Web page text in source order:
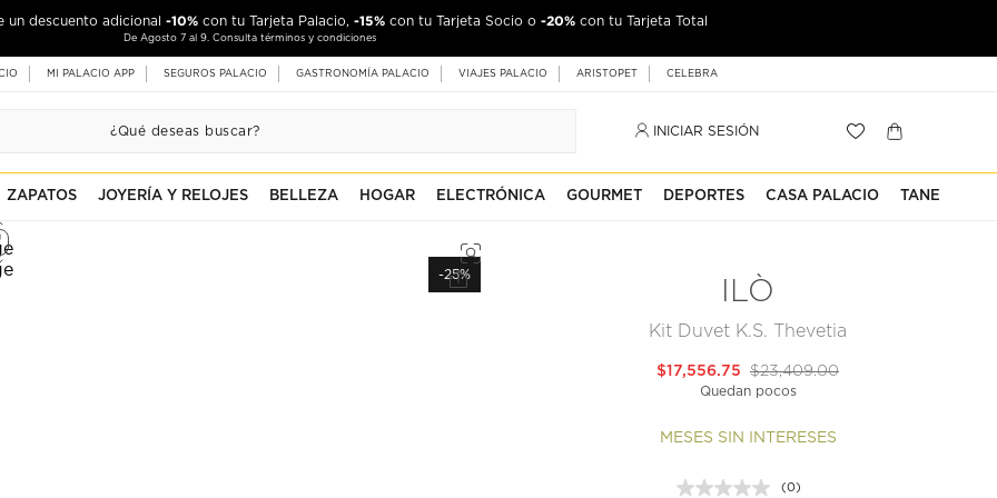
un descuento adicional -10% con tu Tarjeta Palacio, -15% con tu Tarjeta Socio o -20% con tu Tarjeta Total
De Agosto 7 al 9. Consulta términos y condiciones
MI PALACIO APP SEGUROS PALACIO GASTRONOMÍA PALACIO VIAJES PALACIO ARISTOPET CELEBRA
INICIAR SESIÓN
ZAPATOS JOYERÍA Y RELOJES BELLEZA HOGAR ELECTRÓNICA GOURMET DEPORTES CASA PALACIO TANE
-25%
ILÒ
Kit Duvet K.S. Thevetia
$23,409.00
$17,556.75
Quedan pocos
MESES SIN INTERESES
(0)